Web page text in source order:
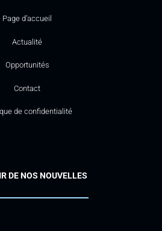
Page d’accueil
Actualité
Opportunités
Contact
de confidentialité
DE NOS NOUVELLES